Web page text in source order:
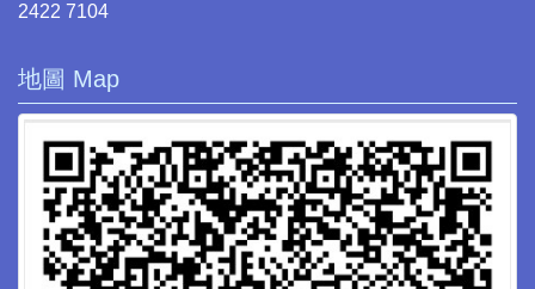
2422 7104
地圖 Map